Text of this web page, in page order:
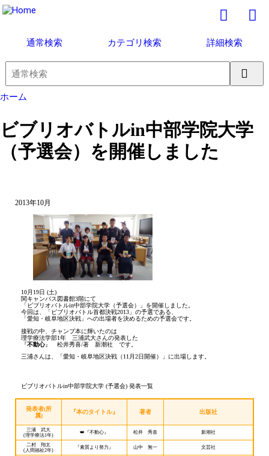
通常検索 カテゴリ検索 詳細検索
ホーム
ビブリオバトルin中部学院大学
（予選会）を開催しました
2013年10月
10月19日 (土)
関キャンパス図書館3階にて
「ビブリオバトルin中部学院大学（予選会）」を開催しました。
今回は、「ビブリオバトル首都決戦2013」の予選である、
「愛知・岐阜地区決戦」への出場者を決めるための予選会です。
接戦の中、チャンプ本に輝いたのは
理学療法学部1年 三浦武大さんの発表した
『不動心』 松井秀喜/著 新潮社 です。
三浦さんは、「愛知・岐阜地区決戦（11月2日開催）」に出場します。
ビブリオバトルin中部学院大学 (予選会) 発表一覧
発表者(所
属)
『本のタイトル』 著者 出版社
三浦 武大
(理学療法1年)
👑『不動心』 松井 秀喜 新潮社
二村 翔太
(人間福祉2年)
『素質より努力』 山中 無一 文芸社